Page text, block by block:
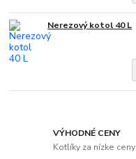
Nerezový kotol 40 L
VÝHODNÉ CENY
Kotlíky za nízke ceny